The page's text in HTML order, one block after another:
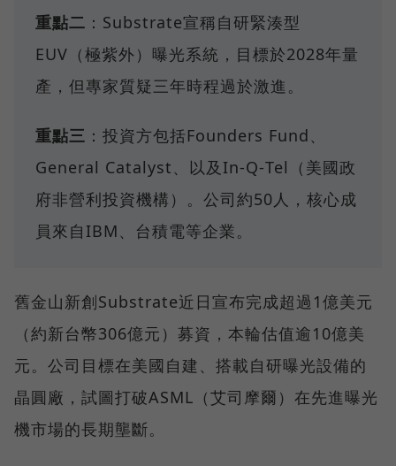
重點二 ：Substrate宣稱自研緊湊型
EUV（極紫外）曝光系統，目標於2028年量
產，但專家質疑三年時程過於激進。
重點三 ：投資方包括Founders Fund、
General Catalyst、以及In‑Q‑Tel（美國政
府非營利投資機構）。公司約50人，核心成
員來自IBM、台積電等企業。
舊金山新創Substrate近日宣布完成超過1億美元
（約新台幣306億元）募資，本輪估值逾10億美
元。公司目標在美國自建、搭載自研曝光設備的
晶圓廠，試圖打破ASML（艾司摩爾）在先進曝光
機市場的長期壟斷。